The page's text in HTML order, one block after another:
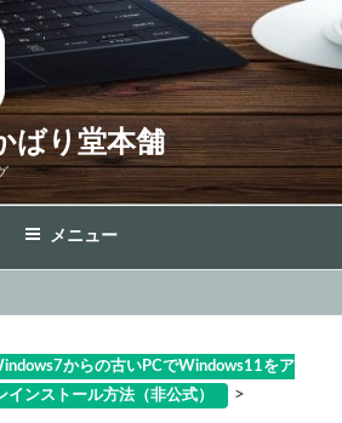
ばり堂本舗
メニュー
からの古いPCでWindows11をア
インストール方法（非公式）
>